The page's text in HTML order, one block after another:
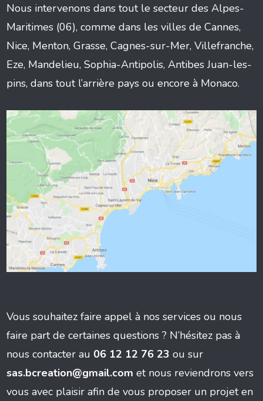
Nous intervenons dans tout le secteur des Alpes-
Maritimes (06), comme dans les villes de Cannes,
Nice, Menton, Grasse, Cagnes-sur-Mer, Villefranche,
Eze, Mandelieu, Sophia-Antipolis, Antibes Juan-les-
pins, dans tout l’arrière pays ou encore à Monaco.
Vous souhaitez faire appel à nos services ou nous
faire part de certaines questions ? N’hésitez pas à
nous contacter au 06 12 12 76 23 ou sur
sas.bcreation@gmail.com et nous reviendrons vers
vous avec plaisir afin de vous proposer un projet en